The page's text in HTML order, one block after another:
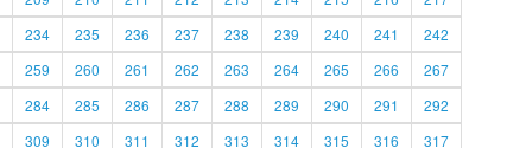
234 235 236 237 238 239 240 241
242
259 260 261 262 263 264 265 266
267
284 285 286 287 288 289 290 291
292
309 310 311 312 313 314 315 316 317